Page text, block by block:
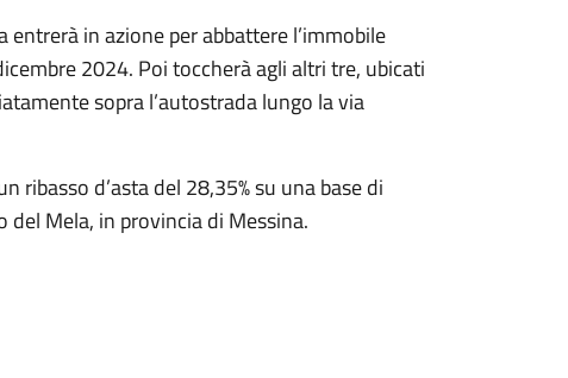
in azione per abbattere l’immobile
2024. Poi toccherà agli altri tre, ubicati
sopra l’autostrada lungo la via
ribasso d’asta del 28,35% su una base di
del Mela, in provincia di Messina.